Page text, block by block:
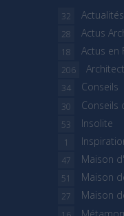
Actualités
32
Actus
28
Actus en
18
206
Conseils
34
Conseils
30
Insolite
53
1
Maison
47
Maison
51
Maison
27